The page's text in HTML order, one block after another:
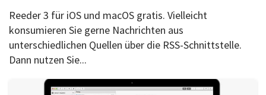
Mac Life+
Reeder 3 für iOS und macOS gratis. Vielleicht
konsumieren Sie gerne Nachrichten aus
unterschiedlichen Quellen über die RSS-Schnittstelle.
Dann nutzen Sie...